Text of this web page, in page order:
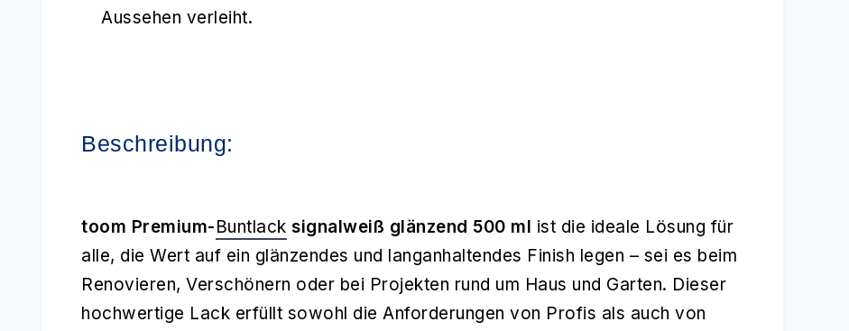
Aussehen verleiht.
Beschreibung:
toom Premium-Buntlack signalweiß glänzend 500 ml ist die ideale Lösung für
alle, die Wert auf ein glänzendes und langanhaltendes Finish legen – sei es beim
Renovieren, Verschönern oder bei Projekten rund um Haus und Garten. Dieser
hochwertige Lack erfüllt sowohl die Anforderungen von Profis als auch von